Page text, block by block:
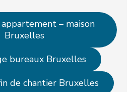
– maison
Bruxelles
bureaux Bruxelles
de chantier Bruxelles